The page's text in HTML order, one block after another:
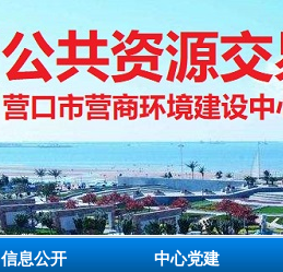
信息公开 中心党建